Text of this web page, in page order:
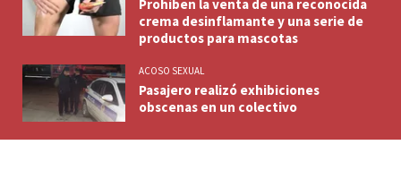
Prohíben la venta de una reconocida
crema desinflamante y una serie de
productos para mascotas
ACOSO SEXUAL
Pasajero realizó exhibiciones
obscenas en un colectivo